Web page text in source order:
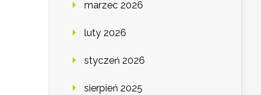
marzec 2026
luty 2026
styczeń 2026
sierpień 2025